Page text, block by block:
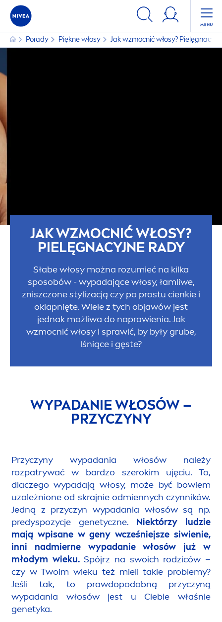
Porady Piękne włosy Jak wzmocnić włosy?
JAK WZMOCNIĆ WŁOSY?
PIELĘGNACYJNE RADY
Słabe włosy można rozumieć na kilka
sposobów - wypadające włosy, łamliwe,
zniszczone stylizacją czy po prostu cienkie i
oklapnięte. Wiele z tych objawów jest
jednak możliwa do naprawienia. Jak
wzmocnić włosy i sprawić, by były grube,
lśniące i gęste?
WYPADANIE WŁOSÓW –
PRZYCZYNY
Przyczyny wypadania włosów należy
rozpatrywać w bardzo szerokim ujęciu. To,
dlaczego wypadają włosy, może być bowiem
uzależnione od skrajnie odmiennych czynników.
Jedną z przyczyn wypadania włosów są np.
predyspozycje genetyczne. Niektórzy ludzie
mają wpisane w geny wcześniejsze siwienie,
inni nadmierne wypadanie włosów już w
młodym wieku.Spójrz na swoich rodziców –
czy w Twoim wieku też mieli takie problemy?
Jeśli tak, to prawdopodobną przyczyną
wypadania włosów jest u Ciebie właśnie
genetyka.